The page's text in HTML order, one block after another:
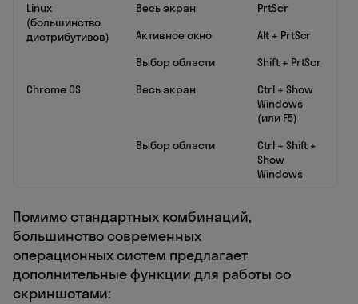
Linux
(большинство
дистрибутивов)
Весь экран
PrtScr
Активное окно
Alt + PrtScr
Выбор области
Shift + PrtScr
Chrome OS
Весь экран
Ctrl + Show
Windows
(или F5)
Выбор области
Ctrl + Shift +
Show
Windows
Помимо стандартных комбинаций,
большинство современных
операционных систем предлагает
дополнительные функции для работы со
скриншотами: